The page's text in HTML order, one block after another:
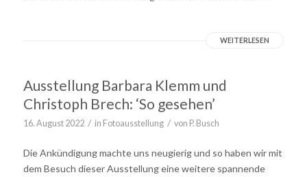
WEITERLESEN
Ausstellung Barbara Klemm und
Christoph Brech: ‘So gesehen’
16. August 2022 / in Fotoausstellung / von P. Busch
Die Ankündigung machte uns neugierig und so haben wir mit
dem Besuch dieser Ausstellung eine weitere spannende